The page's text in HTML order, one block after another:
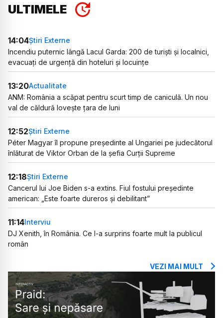
ULTIMELE
14:04Știri Externe
Incendiu puternic lângă Lacul Garda: 200 de turiști și localnici,
evacuați de urgență din hoteluri și locuințe
13:20Actualitate
ANM: România a scăpat pentru scurt timp de caniculă. Un nou
val de căldură lovește țara de luni
12:52Știri Externe
Péter Magyar îl propune președinte al Ungariei pe judecătorul
înlăturat de Viktor Orban de la șefia Curții Supreme
12:18Știri Externe
Cancerul lui Joe Biden s-a extins. Fiul fostului președinte
american: „Este foarte dureros și debilitant”
11:14Interviu
DJ Xenith, în România. Ce l-a surprins foarte mult la publicul
român
VEZI MAI MULT